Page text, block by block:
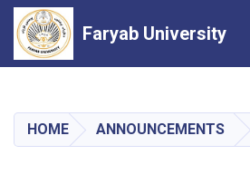
main
content
Faryab University
HOME ANNOUNCEMENTS